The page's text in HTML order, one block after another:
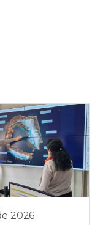
2026